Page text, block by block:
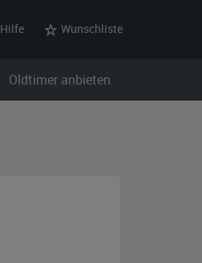
Hilfe Wunschliste
Oldtimer anbieten